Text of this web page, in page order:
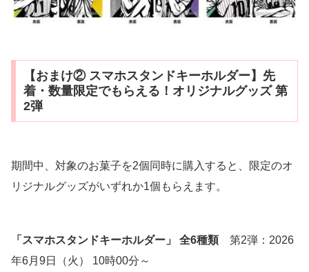
【おまけ② スマホスタンドキーホルダー】先
着・数量限定でもらえる！オリジナルグッズ 第
2弾
期間中、対象のお菓子を2個同時に購入すると、限定のオ
リジナルグッズがいずれか1個もらえます。
「スマホスタンドキーホルダー」 全6種類第2弾：2026
年6月9日（火） 10時00分～